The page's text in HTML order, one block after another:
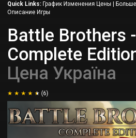
Quick Links: График Изменения Цены
Описание Игры
Battle Brothers -
Complete
Цена Україна
(6)